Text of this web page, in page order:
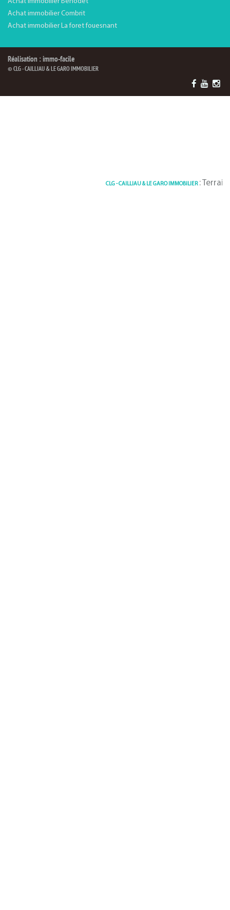
Achat immobilier Combrit
Achat immobilier La foret fouesnant
Réalisation : immo-facile
© CLG - CAILLIAU & LE GARO IMMOBILIER
CLG - CAILLIAU & LE GARO IMMOBILIER: Terrain quimper